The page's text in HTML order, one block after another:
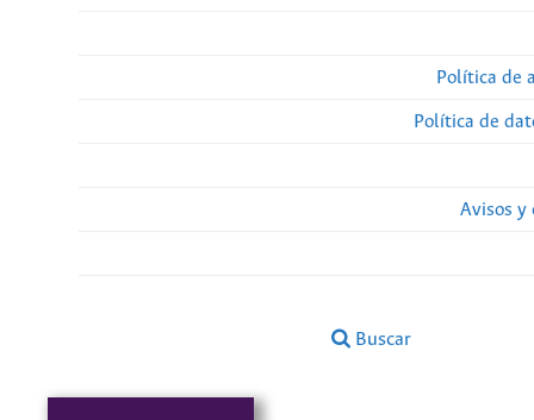
Política de
Política de
Avisos y
Buscar